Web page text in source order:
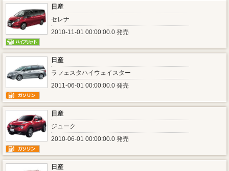
日産
セレナ
2010-11-01 00:00:00.0 発売
日産
ラフェスタハイウェイスター
2011-06-01 00:00:00.0 発売
日産
ジューク
2010-06-01 00:00:00.0 発売
日産